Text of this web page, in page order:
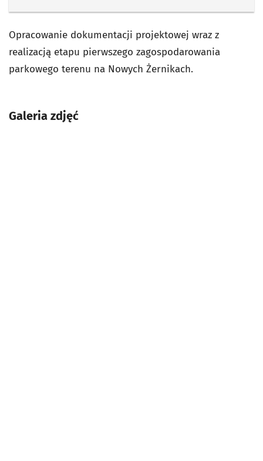
Opracowanie dokumentacji projektowej wraz z
realizacją etapu pierwszego zagospodarowania
parkowego terenu na Nowych Żernikach.
Galeria zdjęć